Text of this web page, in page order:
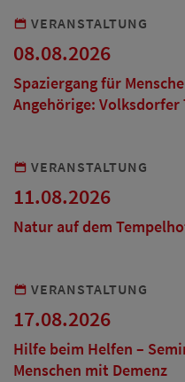
VERANSTALTUNG
08.08.2026
Spaziergang für
Angehörige: Volksdorfer
VERANSTALTUNG
11.08.2026
Natur auf dem
VERANSTALTUNG
17.08.2026
Hilfe beim Helfen –
Menschen mit Demenz